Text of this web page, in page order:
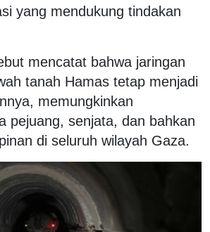
yang mendukung tindakan
mencatat bahwa jaringan
tanah Hamas tetap menjadi
memungkinkan
pejuang, senjata, dan bahkan
di seluruh wilayah Gaza.